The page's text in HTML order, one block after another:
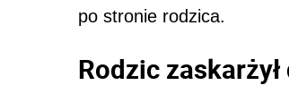
po stronie rodzica.
Rodzic